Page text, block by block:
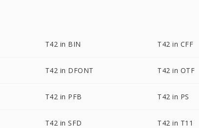
T42 in BIN T42 in CFF
T42 in DFONT T42 in OTF
T42 in PFB T42 in PS
T42 in SFD T42 in T11